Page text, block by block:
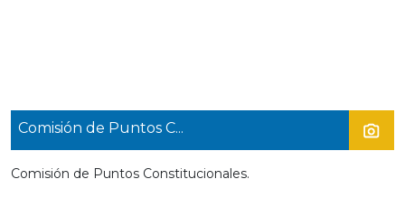
Comisión de Puntos C...
Comisión de Puntos Constitucionales.